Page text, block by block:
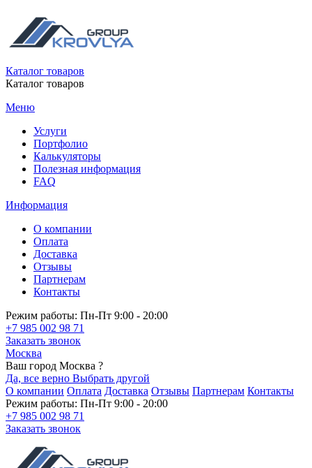
Каталог товаров
Каталог товаров
Меню
Услуги
Портфолио
Калькуляторы
Полезная информация
FAQ
Информация
О компании
Оплата
Доставка
Отзывы
Партнерам
Контакты
Режим работы: Пн-Пт 9:00 - 20:00
+7 985 002 98 71
Заказать звонок
Москва
Ваш город Москва ?
Да, все верно Выбрать другой
О компании Оплата Доставка Отзывы Партнерам Контакты
Режим работы: Пн-Пт 9:00 - 20:00
+7 985 002 98 71
Заказать звонок